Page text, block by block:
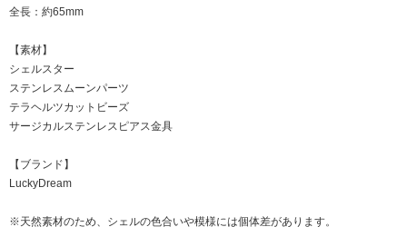
全長：約65mm
【素材】
シェルスター
ステンレスムーンパーツ
テラヘルツカットビーズ
サージカルステンレスピアス金具
【ブランド】
LuckyDream
※天然素材のため、シェルの色合いや模様には個体差があります。